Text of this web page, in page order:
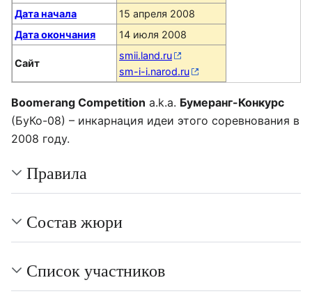
Дата начала
15 апреля 2008
Дата окончания
14 июля 2008
Сайт
smii.land.ru
sm-i-i.narod.ru
Boomerang Competition a.k.a. Бумеранг-Конкурс
(БуКо-08) – инкарнация идеи этого соревнования в
2008 году.
Правила
Состав жюри
Список участников